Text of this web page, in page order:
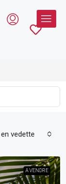
vedette
A VENDRE